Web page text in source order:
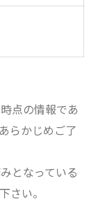
点の情報であ
らかじめご了
となっている
さい。